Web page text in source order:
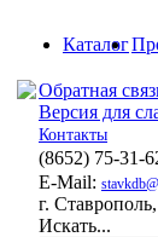
Каталог
Обратная
Версия для
Контакты
(8652) 75-31-
E-Mail:
г.
Искать...